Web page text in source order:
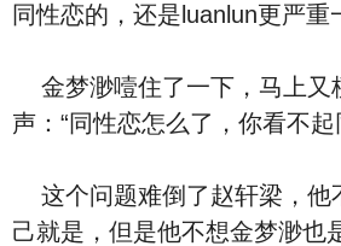
同性恋的，还是luanlun更严重
金梦渺噎住了一下，马上又
声：“同性恋怎么了，你看不起
这个问题难倒了赵轩梁，他
己就是，但是他不想金梦渺也